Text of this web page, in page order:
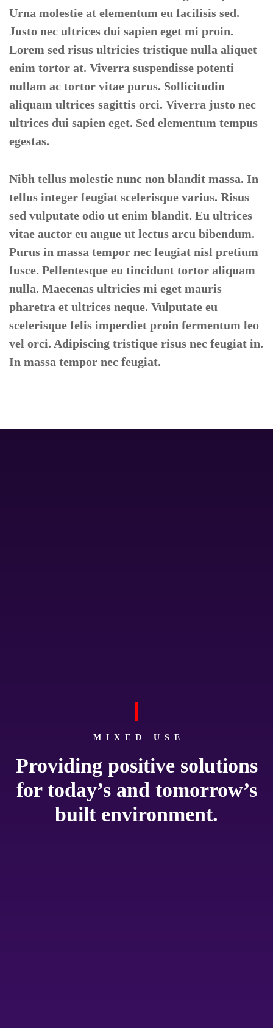
Urna molestie at elementum eu facilisis sed.
Justo nec ultrices dui sapien eget mi proin.
Lorem sed risus ultricies tristique nulla aliquet
enim tortor at. Viverra suspendisse potenti
nullam ac tortor vitae purus. Sollicitudin
aliquam ultrices sagittis orci. Viverra justo nec
ultrices dui sapien eget. Sed elementum tempus
egestas.
Nibh tellus molestie nunc non blandit massa. In
tellus integer feugiat scelerisque varius. Risus
sed vulputate odio ut enim blandit. Eu ultrices
vitae auctor eu augue ut lectus arcu bibendum.
Purus in massa tempor nec feugiat nisl pretium
fusce. Pellentesque eu tincidunt tortor aliquam
nulla. Maecenas ultricies mi eget mauris
pharetra et ultrices neque. Vulputate eu
scelerisque felis imperdiet proin fermentum leo
vel orci. Adipiscing tristique risus nec feugiat in.
In massa tempor nec feugiat.
MIXED USE
Providing positive solutions
for today’s and tomorrow’s
built environment.